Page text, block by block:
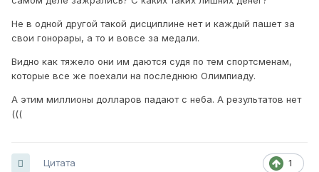
Не в одной другой такой дисциплине нет и каждый пашет за
свои гонорары, а то и вовсе за медали.
Видно как тяжело они им даются судя по тем спортсменам,
которые все же поехали на последнюю Олимпиаду.
А этим миллионы долларов падают с неба. А результатов нет
(((
1
Цитата